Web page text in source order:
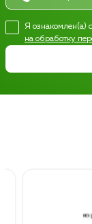
Я ознакомлен(а) с
на обработку